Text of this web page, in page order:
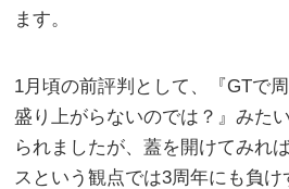
ます。
1月頃の前評判として、『GTで
盛り上がらないのでは？』みた
られましたが、蓋を開けてみれ
スという観点では3周年にも負